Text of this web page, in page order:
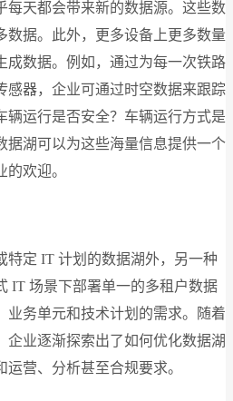
每天都会带来新的数据源。这些数
数据。此外，更多设备上更多数量
成数据。例如，通过为每一次铁路
感器，企业可通过时空数据来跟踪
辆运行是否安全？车辆运行方式是
据湖可以为这些海量信息提供一个
欢迎。
特定 IT 计划的数据湖外，另一种
IT 场景下部署单一的多租户数据
业务单元和技术计划的需求。随着
企业逐渐探索出了如何优化数据湖
营、分析甚至合规要求。